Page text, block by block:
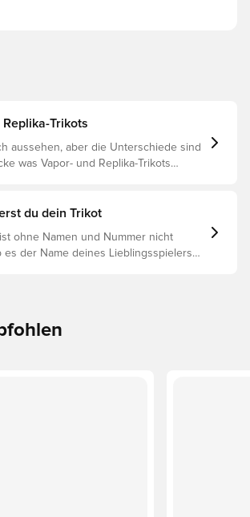
Replika-Trikots
aussehen, aber die Unterschiede sind
was Vapor- und Replika-Trikots
du dein Trikot
ohne Namen und Nummer nicht
es der Name deines Lieblingsspielers